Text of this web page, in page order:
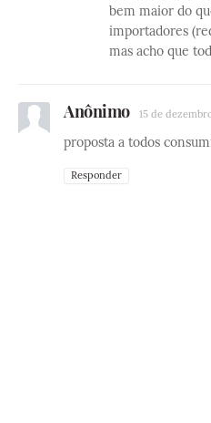
bem maior do
importadores
mas acho que
Anônimo 15 de
proposta a todos
Responder